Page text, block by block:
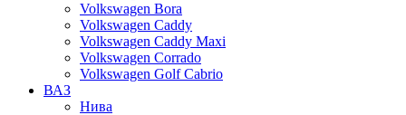
Volkswagen Bora
Volkswagen Caddy
Volkswagen Caddy Maxi
Volkswagen Corrado
Volkswagen Golf Cabrio
ВАЗ
Нива